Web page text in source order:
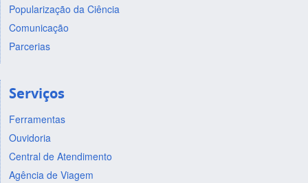
Popularização da Ciência
Comunicação
Parcerias
Serviços
Ferramentas
Ouvidoria
Central de Atendimento
Agência de Viagem